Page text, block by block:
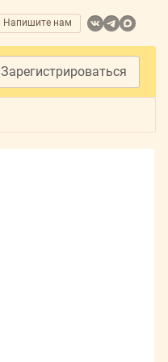
Напишите нам
Зарегистрироваться